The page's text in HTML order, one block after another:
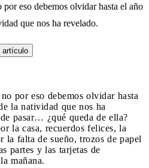
eso debemos olvidar hasta el año
que nos ha revelado.
artículo
por eso debemos olvidar hasta
la natividad que nos ha
pasar… ¿qué queda de ella?
la casa, recuerdos felices, la
la falta de sueño, trozos de papel
partes y las tarjetas de
mañana.